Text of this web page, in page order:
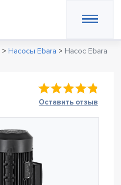
> Насосы Ebara > Насос Ebara
Оставить отзыв